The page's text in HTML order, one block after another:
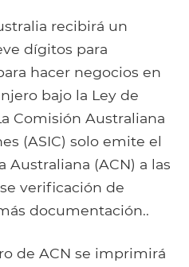
recibirá un
dígitos para
hacer negocios en
bajo la Ley de
Comisión Australiana
(ASIC) solo emite el
Australiana (ACN) a las
verificación de
documentación..
de ACN se imprimirá